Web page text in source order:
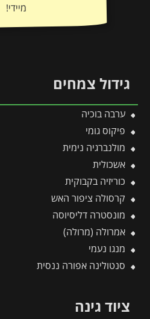
מיידי!
גידול צמחים
ערבה בוכיה
פיקוס גומי
מולנברגיה נימית
אשכולית
כוריזיה בקבוקית
קרסולה ציפור האש
מונסטרה דליסיוסה
אמרולה (מרולה)
מנגו נעמי
סנטולינה אפורה ננסית
ציוד גינה